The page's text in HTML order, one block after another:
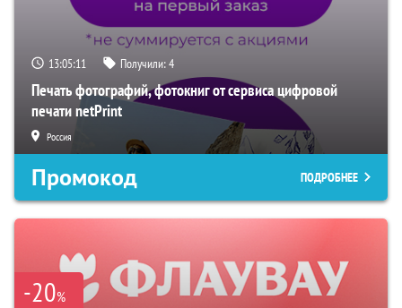
13:05:10 Получили:4
Печать фотографий, фотокниг от сервиса цифровой
печати netPrint
Россия
Промокод ПОДРОБНЕЕ
-20%